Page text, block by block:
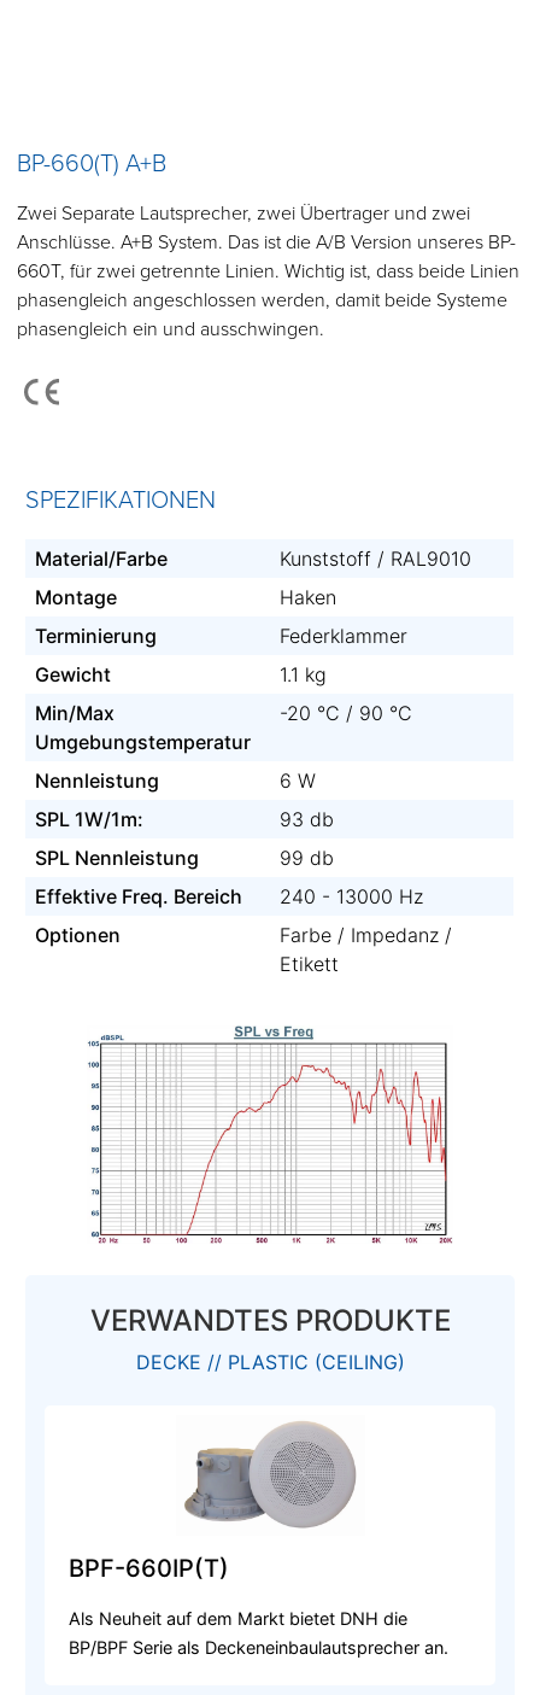
BP-660(T) A+B
Zwei Separate Lautsprecher, zwei Übertrager und zwei
Anschlüsse. A+B System. Das ist die A/B Version unseres BP-
660T, für zwei getrennte Linien. Wichtig ist, dass beide Linien
phasengleich angeschlossen werden, damit beide Systeme
phasengleich ein und ausschwingen.
VERWANDTES PRODUKTE
DECKE // PLASTIC (CEILING)
BPF-660IP(T)
Als Neuheit auf dem Markt bietet DNH die
BP/BPF Serie als Deckeneinbaulautsprecher an.
SPEZIFIKATIONEN
Material/Farbe
Kunststoff / RAL9010
Montage
Haken
Terminierung
Federklammer
Gewicht
1.1 kg
Min/Max
Umgebungstemperatur
-20 °C / 90 °C
Nennleistung
6 W
SPL 1W/1m:
93 db
SPL Nennleistung
99 db
Effektive Freq. Bereich
240 - 13000 Hz
Optionen
Farbe / Impedanz /
Etikett